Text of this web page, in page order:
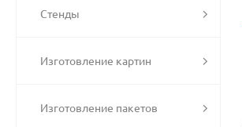
Стенды
Изготовление картин
Изготовление пакетов